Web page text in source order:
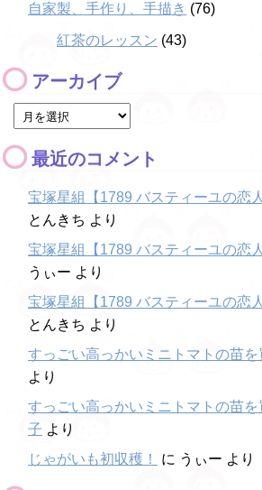
自家製、手作り、手描き (76)
紅茶のレッスン (43)
アーカイブ
最近のコメント
宝塚星組【1789 バスティーユの恋
とんきち より
宝塚星組【1789 バスティーユの恋
うぃー より
宝塚星組【1789 バスティーユの恋
とんきち より
すっごい高っかいミニトマトの苗を
より
すっごい高っかいミニトマトの苗を
子 より
じゃがいも初収穫！
に うぃー より